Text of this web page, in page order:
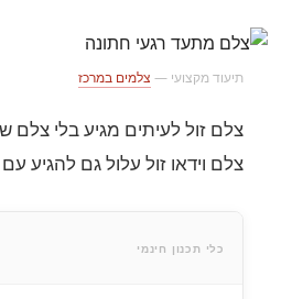
תיעוד מקצועי — צלמים במרכז
צלם זול לעיתים מגיע בלי צלם
צלם וידאו זול עלול גם להגיע
כלי תכנון חינמי